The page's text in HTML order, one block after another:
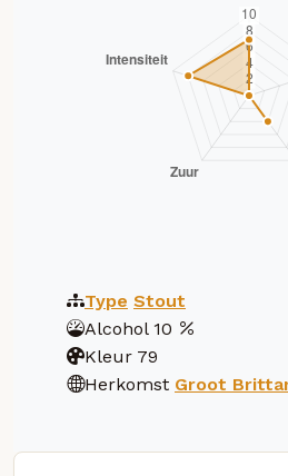
Type Stout
Alcohol 10
Kleur 79
Herkomst Groot